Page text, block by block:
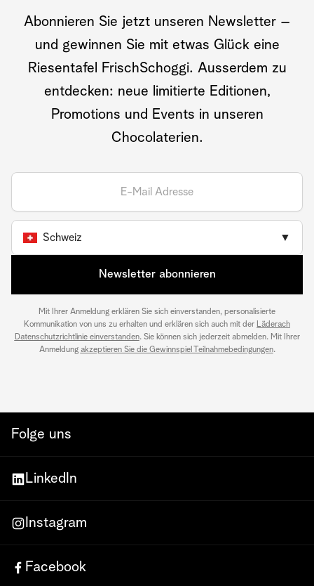
Abonnieren Sie jetzt unseren Newsletter –
und gewinnen Sie mit etwas Glück eine
Riesentafel FrischSchoggi. Ausserdem zu
entdecken: neue limitierte Editionen,
Promotions und Events in unseren
Chocolaterien.
Schweiz ▼
Newsletter abonnieren
Mit Ihrer Anmeldung erklären Sie sich einverstanden, personalisierte
Kommunikation von uns zu erhalten und erklären sich auch mit der Läderach
Datenschutzrichtlinie einverstanden. Sie können sich jederzeit abmelden. Mit Ihrer
Anmeldung akzeptieren Sie die Gewinnspiel Teilnahmebedingungen.
Folge uns
LinkedIn
Instagram
Facebook